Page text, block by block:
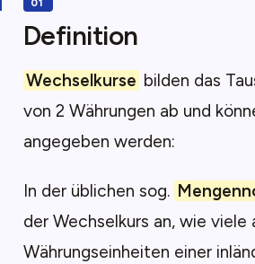
Definition
Wechselkurse bilden das
von 2 Währungen ab und
angegeben werden:
In der üblichen sog.
der Wechselkurs an, wie viele
Währungseinheiten einer